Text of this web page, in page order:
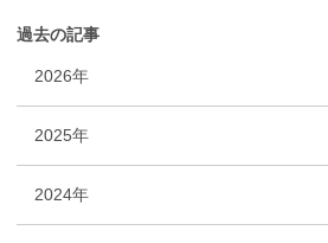
過去の記事
2026年
2025年
2024年